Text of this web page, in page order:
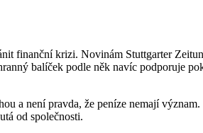
finanční krizi. Novinám Stuttgarter
balíček podle něk navíc podporuje
a není pravda, že peníze nemají význam.
od společnosti.